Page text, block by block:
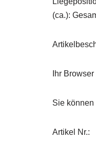
(ca.):
Ihr
Sie
Artikel Nr.: